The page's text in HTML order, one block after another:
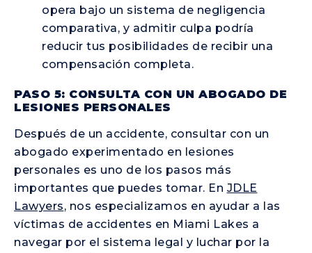
opera bajo un sistema de negligencia
comparativa, y admitir culpa podría
reducir tus posibilidades de recibir una
compensación completa.
PASO 5: CONSULTA CON UN ABOGADO DE
LESIONES PERSONALES
Después de un accidente, consultar con un
abogado experimentado en lesiones
personales es uno de los pasos más
importantes que puedes tomar. En JDLE
Lawyers, nos especializamos en ayudar a las
víctimas de accidentes en Miami Lakes a
navegar por el sistema legal y luchar por la